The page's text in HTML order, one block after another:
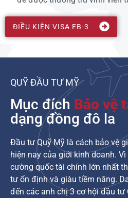
ĐIỀU KIỆN VISA EB-3
QUỸ ĐẦU TƯ MỸ
Mục đích Bảo vệ
dạng đồng đô la
Đầu tư Quỹ Mỹ là cách bảo vệ
hiện nay của giới kinh doanh.
cường quốc tài chính lớn nhất
tư ổn định và giàu tiềm năng.
đến các anh chị 3 cơ hội đầu tư